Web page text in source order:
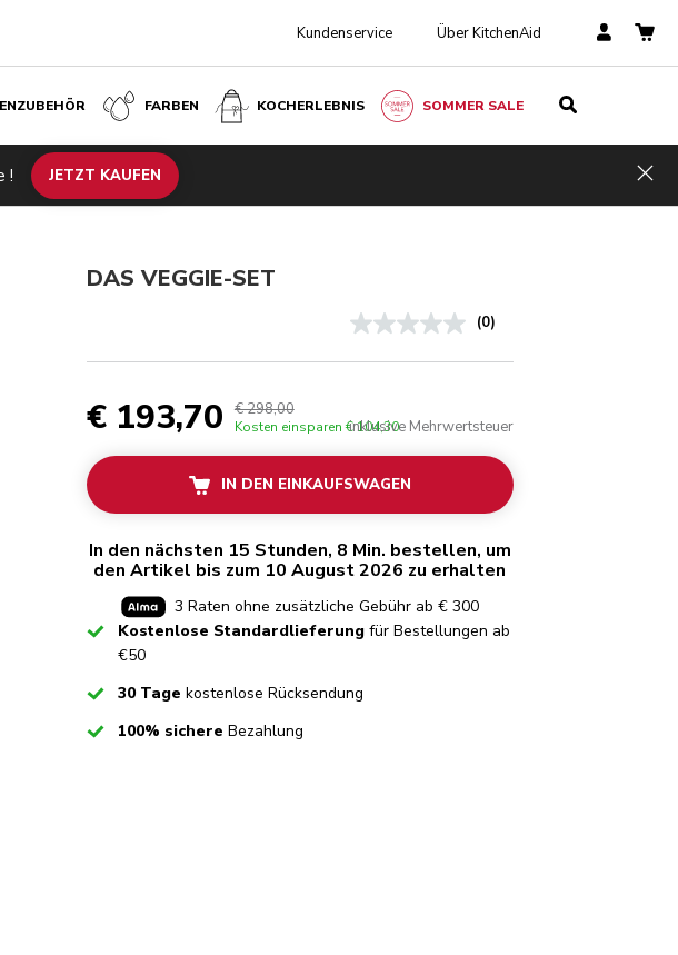
Kundenservice Über KitchenAid
FARBEN KOCHERLEBNIS SOMMER SALE
! JETZT KAUFEN
€ 193,70
€ 298,00
DAS VEGGIE-SET
(0)
€ 193,70 € 298,00
Kosten einsparen € 104,30
inklusive Mehrwertsteuer
IN DEN EINKAUFSWAGEN
In den nächsten 15 Stunden, 8 Min. bestellen, um
den Artikel bis zum 10 August 2026 zu erhalten
3 Raten ohne zusätzliche Gebühr ab € 300
CheckedKostenlose Standardlieferung für Bestellungen ab
€50
Checked30 Tage kostenlose Rücksendung
Checked100% sichere Bezahlung